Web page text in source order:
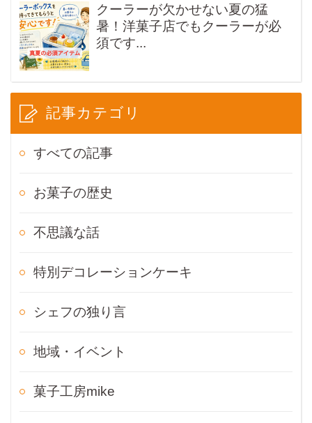
クーラーが欠かせない夏の猛
暑！洋菓子店でもクーラーが必
須です...
記事カテゴリ
すべての記事
お菓子の歴史
不思議な話
特別デコレーションケーキ
シェフの独り言
地域・イベント
菓子工房mike